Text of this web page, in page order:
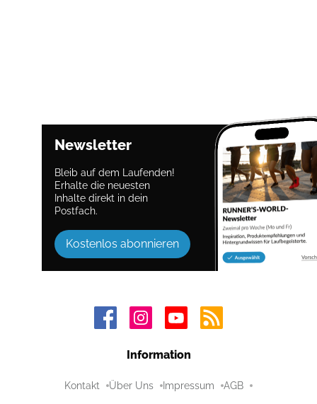
Newsletter
Bleib auf dem Laufenden!
Erhalte die neuesten
Inhalte direkt in dein
Postfach.
Kostenlos abonnieren
Information
Kontakt Über Uns Impressum AGB